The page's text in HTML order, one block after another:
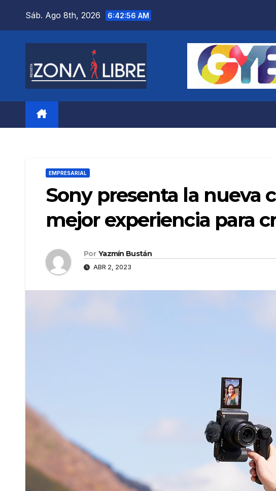
Sáb. Ago 8th, 2026 6:42:57 AM
EMPRESARIAL
Sony presenta la nueva
mejor experiencia para
Por Yazmín Bustán
ABR 2, 2023